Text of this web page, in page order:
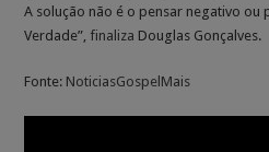
A solução não é o pensar negativo ou
Verdade”,finaliza Douglas Gonçalves.
Fonte: NoticiasGospelMais